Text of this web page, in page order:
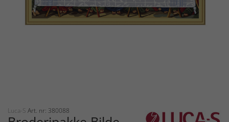
Luca-S Art. nr: 380088